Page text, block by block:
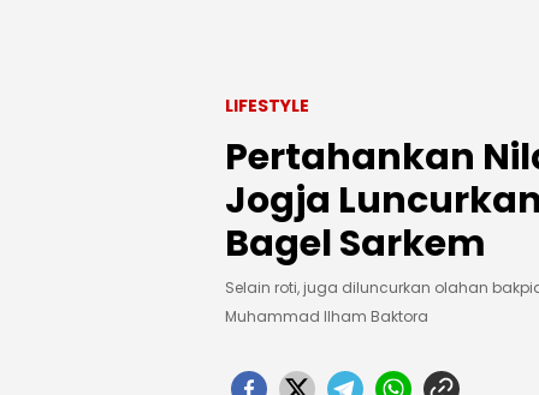
LIFESTYLE
Pertahankan
Jogja
Bagel Sarkem
Selain roti, juga diluncurkan olahan
Muhammad Ilham Baktora